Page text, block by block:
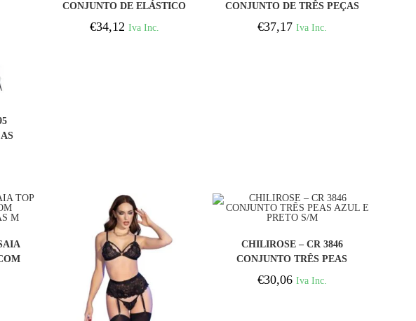
CONJUNTO DE ELÁSTICO
SINTÉTICO PRETO S
€34,12 Iva Inc.
CONJUNTO DE TRÊS PEÇAS
PRETO E VERMELHO S
€37,17 Iva Inc.
M
CHILIROSE – CR 3846
CONJUNTO TRÊS PEAS
AZUL E PRETO S/M
€30,06 Iva Inc.